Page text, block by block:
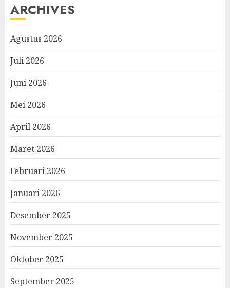
ARCHIVES
Agustus 2026
Juli 2026
Juni 2026
Mei 2026
April 2026
Maret 2026
Februari 2026
Januari 2026
Desember 2025
November 2025
Oktober 2025
September 2025